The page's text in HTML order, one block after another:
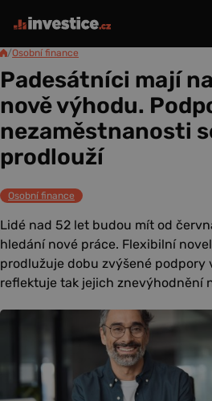
/Osobní finance
Padesátníci mají
nově výhodu.
nezaměstnanosti
prodlouží
Osobní finance
Lidé nad 52 let budou mít od
hledání nové práce. Flexibilní
prodlužuje dobu zvýšené podpory
reflektuje tak jejich znevýhodnění